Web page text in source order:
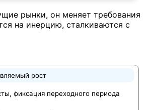
рынки, он меняет требования
на инерцию, сталкиваются с
рост
фиксация переходного периода